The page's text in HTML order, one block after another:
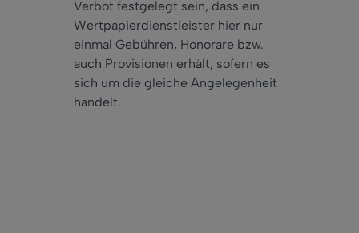
Verbot festgelegt sein, dass ein
Wertpapierdienstleister hier nur
einmal Gebühren, Honorare bzw.
auch Provisionen erhält, sofern es
sich um die gleiche Angelegenheit
handelt.